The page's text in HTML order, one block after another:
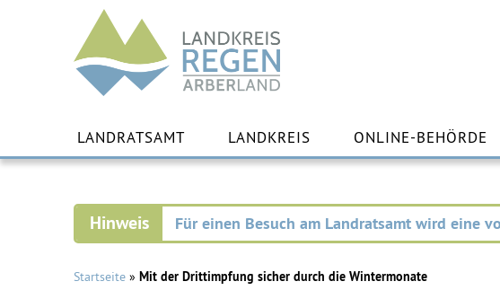
Landkreis
Regen
Inhalt
springen
LANDRATSAMT LANDKREIS ONLINE-BEHÖRDE
Für einen Besuch am Landratsamt wird eine
Startseite » Mit der Drittimpfung sicher durch die Wintermonate